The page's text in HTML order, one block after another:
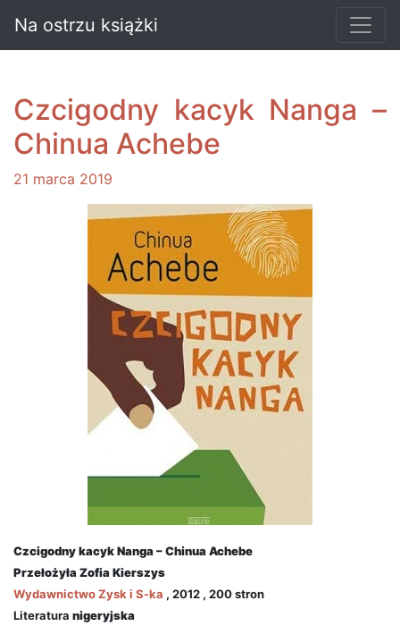
Na ostrzu książki
Czcigodny kacyk Nanga –
Chinua Achebe
21 marca 2019
Czcigodny kacyk Nanga – Chinua Achebe
PrzełożyłaZofia Kierszys
WydawnictwoZysk i S-ka , 2012 , 200 stron
Literatura nigeryjska